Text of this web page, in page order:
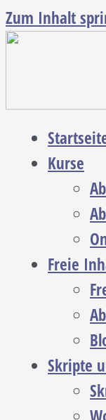
Zum Inhalt
Kurse
Freie
Skripte